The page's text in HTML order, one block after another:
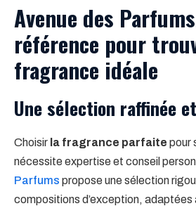
Avenue des
référence pour
fragrance idéale
Une sélection raffinée
Choisir la fragrance parfaite pour
nécessite expertise et conseil
Parfums propose une sélection
compositions d’exception, adaptées